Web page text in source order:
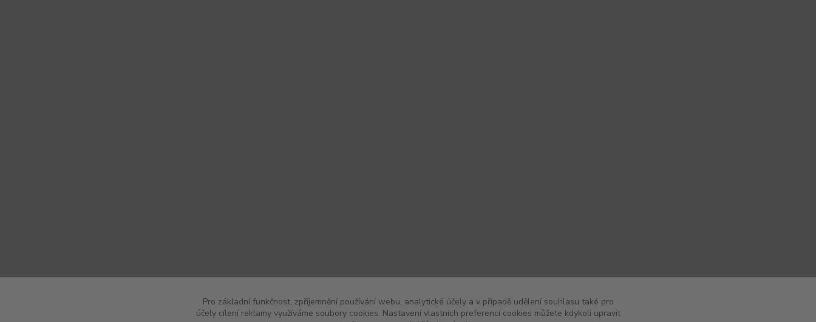
Pro základní funkčnost, zpříjemnění používání webu, analytické účely a v případě udělení souhlasu také pro
účely cílení reklamy využíváme soubory cookies. Nastavení vlastních preferencí cookies můžete kdykoli upravit